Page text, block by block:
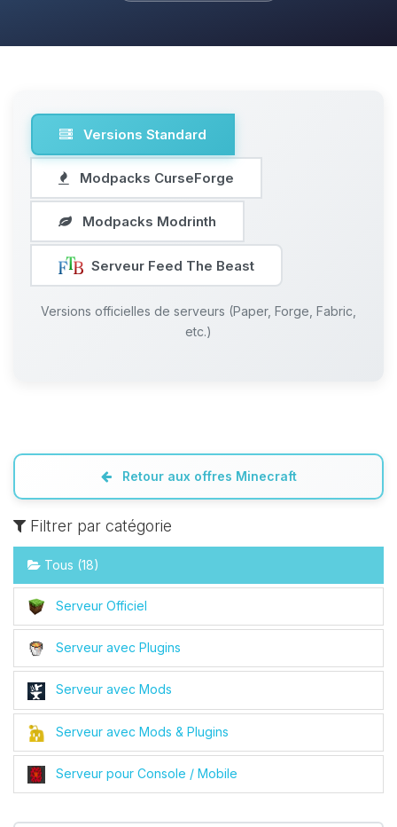
Versions Standard
Modpacks CurseForge
Modpacks Modrinth
Serveur Feed The Beast
Versions officielles de serveurs (Paper, Forge, Fabric,
etc.)
Retour aux offres Minecraft
Filtrer par catégorie
Tous (18)
Serveur Officiel
Serveur avec Plugins
Serveur avec Mods
Serveur avec Mods & Plugins
Serveur pour Console / Mobile